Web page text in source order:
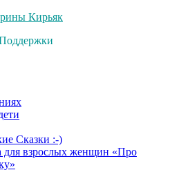
Кирьяк
Сказки :-)
для взрослых женщин «Про